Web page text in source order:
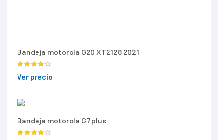
Bandeja motorola G20 XT2128 2021
Ver precio
Bandeja motorola G7 plus